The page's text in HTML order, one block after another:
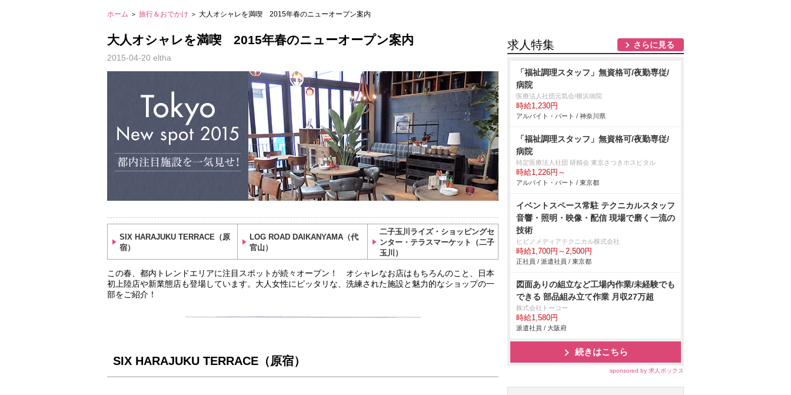
ホーム ＞ 旅行＆おでかけ ＞ 大人オシャレを満喫 2015年春のニューオープン案内
大人オシャレを満喫 2015年春のニューオープン案内
2015-04-20 eltha
SIX HARAJUKU TERRACE（原
宿）
LOG ROAD DAIKANYAMA（代
官山）
二子玉川ライズ・ショッピングセ
ンター・テラスマーケット（二子
玉川）
この春、都内トレンドエリアに注目スポットが続々オープン！ オシャレなお店はもちろんのこと、日本
初上陸店や新業態店も登場しています。大人女性にピッタリな、洗練された施設と魅力的なショップの一
部をご紹介！
SIX HARAJUKU TERRACE（原宿）
求人特集 さらに見る
「福祉調理スタッフ」無資格可/夜勤専従/
病院
医療法人社団元気会/横浜病院
時給1,230円
アルバイト・パート / 神奈川県
「福祉調理スタッフ」無資格可/夜勤専従/
病院
特定医療法人社団 研精会 東京さつきホスピタル
時給1,226円～
アルバイト・パート / 東京都
イベントスペース常駐 テクニカルスタッフ
音響・照明・映像・配信 現場で磨く一流の
技術
ヒビノメディアテクニカル株式会社
時給1,700円～2,500円
正社員 / 派遣社員 / 東京都
図面ありの組立など工場内作業/未経験でも
できる 部品組み立て作業 月収27万超
株式会社トーコー
時給1,580円
派遣社員 / 大阪府
続きはこちら
sponsored by 求人ボックス